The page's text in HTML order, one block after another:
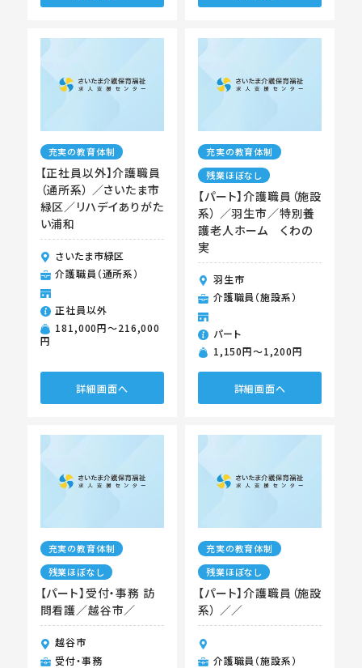
充実の教育体制
【正社員以外】介護職員
（通所系） ／さいたま市
緑区／リハデイありがた
い浦和
さいたま市緑区
介護職員（通所系）
正社員以外
181,000円〜216,000
円
詳細画面へ
充実の教育体制
残業ほぼなし
【パート】介護職員（施設
系） ／羽生市／特別養
護老人ホーム くわの
実
羽生市
介護職員（施設系）
パート
1,150円〜1,200円
詳細画面へ
充実の教育体制
残業ほぼなし
【パート】受付・事務 訪
問看護／越谷市／
越谷市
受付・事務
充実の教育体制
残業ほぼなし
【パート】介護職員（施設
系） ／／
介護職員（施設系）